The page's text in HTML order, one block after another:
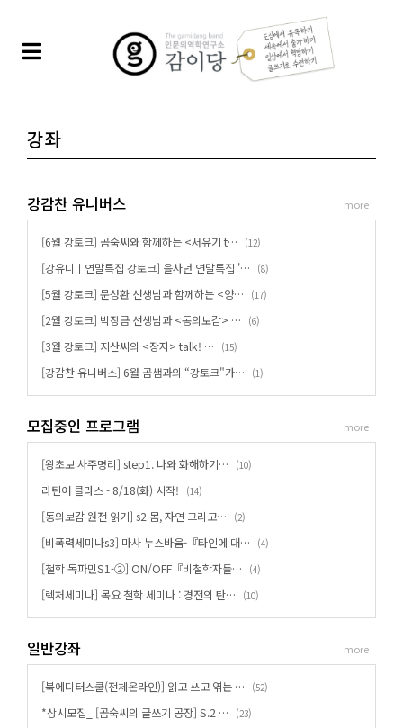
강좌
강감찬 유니버스
[6월 강토크] 곰숙씨와 함께하는 <서유기 t… (12)
[강유니ㅣ연말특집 강토크] 을사년 연말특집 '… (8)
[5월 강토크] 문성환 선생님과 함께하는 <양… (17)
[2월 강토크] 박장금 선생님과 <동의보감> … (6)
[3월 강토크] 지산씨의 <장자> talk! … (15)
[강감찬 유니버스] 6월 곰샘과의 “강토크"가… (1)
more
모집중인 프로그램
[왕초보 사주명리] step1. 나와 화해하기… (10)
라틴어 클라스 - 8/18(화) 시작! (14)
[동의보감 원전 읽기] s2 몸, 자연 그리고… (2)
[비폭력세미나s3] 마사 누스바움-『타인에 대… (4)
[철학 독파민S1-②] ON/OFF『비철학자들… (4)
[렉처세미나] 목요 철학 세미나 : 경전의 탄… (10)
more
일반강좌
[북에디터스쿨(전체온라인)] 읽고 쓰고 엮는 … (52)
*상시모집_ [곰숙씨의 글쓰기 공장] S.2 … (23)
more